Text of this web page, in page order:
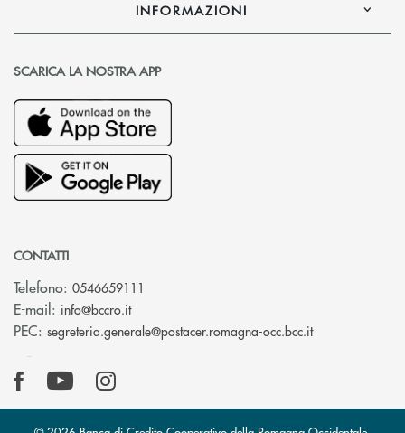
INFORMAZIONI
SCARICA LA NOSTRA APP
CONTATTI
Telefono: 0546659111
E-mail: info@bccro.it(si apre l’app di posta elettronica)
PEC: segreteria.generale@postacer.romagna-occ.bcc.it(si apre l’app